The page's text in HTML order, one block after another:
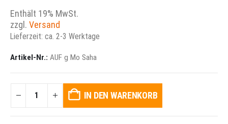
Enthält 19% MwSt.
zzgl. Versand
Lieferzeit: ca. 2-3 Werktage
Artikel-Nr.: AUF g Mo Saha
IN DEN WARENKORB